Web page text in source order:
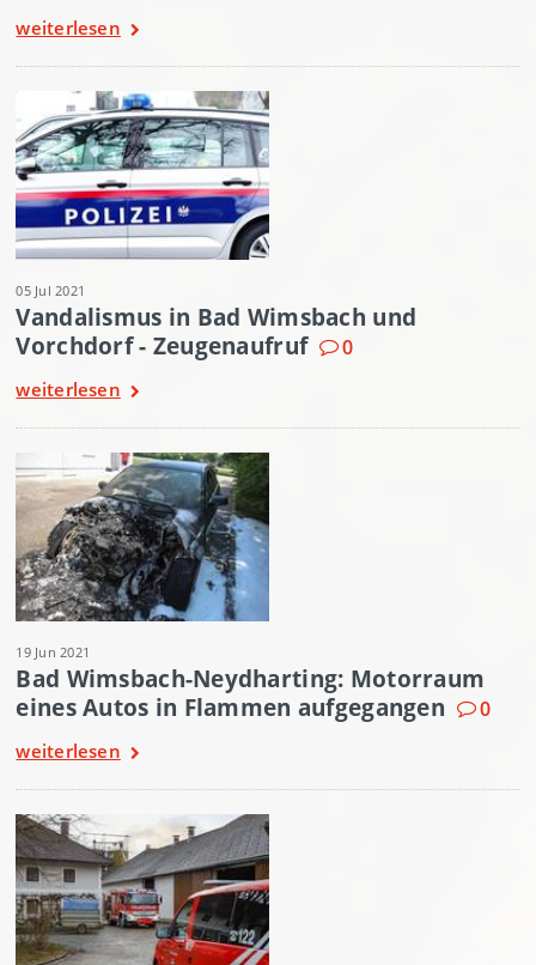
weiterlesen
05 Jul 2021
Vandalismus in Bad Wimsbach und
Vorchdorf - Zeugenaufruf
0
weiterlesen
19 Jun 2021
Bad Wimsbach-Neydharting: Motorraum
eines Autos in Flammen aufgegangen
0
weiterlesen